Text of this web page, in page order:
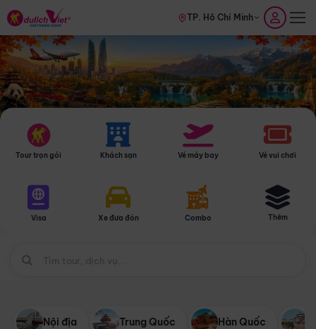
TP. Hồ Chí Minh
Tour trọn gói Khách sạn Vé máy bay Vé vui chơi
Visa Xe đưa đón Combo Thêm
Nội địa Trung Quốc Hàn Quốc